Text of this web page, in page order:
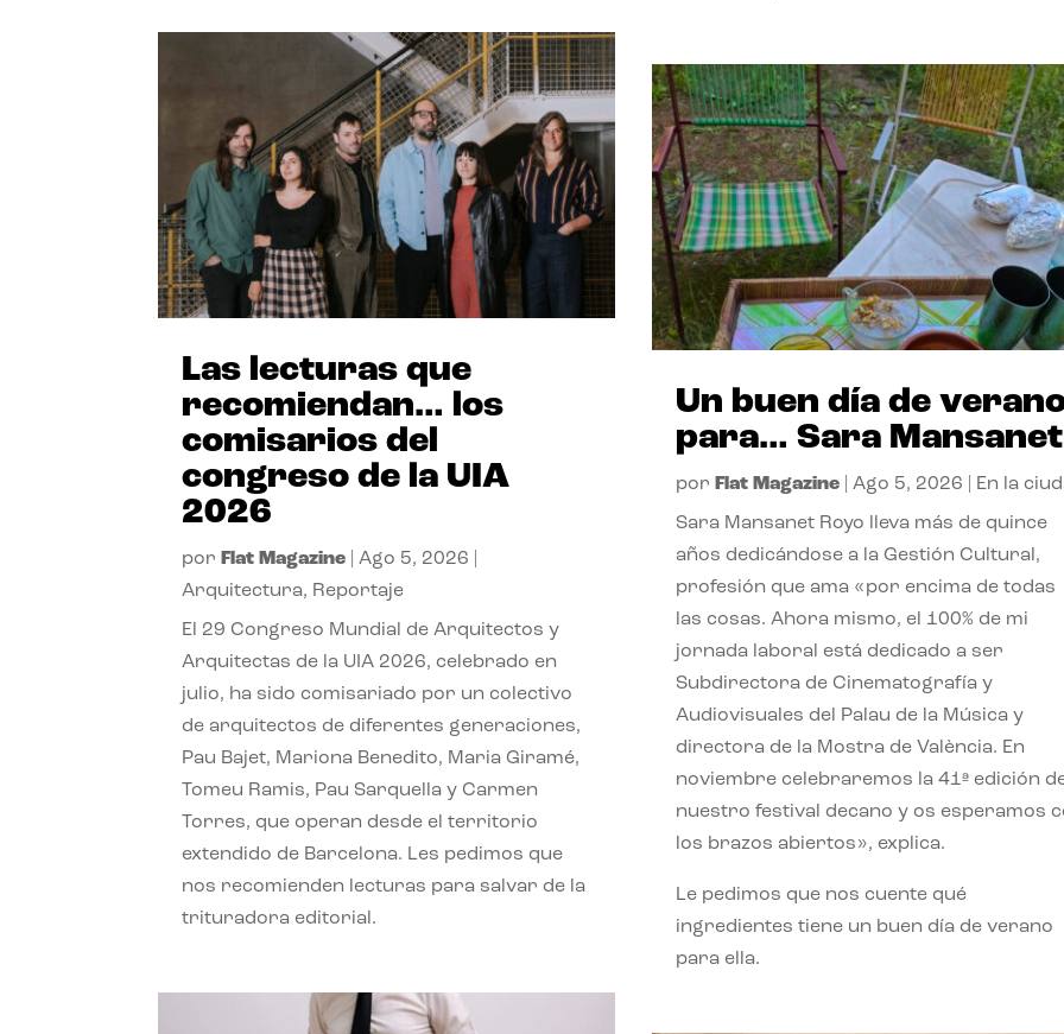
Las lecturas que
recomiendan… los
comisarios del
congreso de la UIA
2026
por Flat Magazine |Ago 5, 2026
Arquitectura, Reportaje
El 29 Congreso Mundial de Arquitectos y
Arquitectas de la UIA 2026, celebrado en
julio, ha sido comisariado por un colectivo
de arquitectos de diferentes generaciones,
Pau Bajet, Mariona Benedito, Maria Giramé,
Tomeu Ramis, Pau Sarquella y Carmen
Torres, que operan desde el territorio
extendido de Barcelona. Les pedimos que
nos recomienden lecturas para salvar de la
trituradora editorial.
Un buen día de
para… Sara Mansanet
por Flat Magazine| Ago 5, 2026 En la
Sara Mansanet Royo lleva más de quince
años dedicándose a la Gestión Cultural,
profesión que ama «por encima de todas
las cosas. Ahora mismo, el 100% de mi
jornada laboral está dedicado a ser
Subdirectora de Cinematografía y
Audiovisuales del Palau de la Música y
directora de la Mostra de València. En
noviembre celebraremos la 41ª edición
nuestro festival decano y os esperamos
los brazos abiertos», explica.
Le pedimos que nos cuente qué
ingredientes tiene un buen día de verano
para ella.